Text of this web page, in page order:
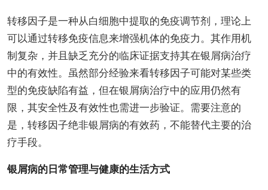
转移因子是一种从白细胞中提取的免疫调节剂，理论上
可以通过转移免疫信息来增强机体的免疫力。其作用机
制复杂，并且缺乏充分的临床证据支持其在银屑病治疗
中的有效性。虽然部分经验来看转移因子可能对某些类
型的免疫缺陷有益，但在银屑病治疗中的应用仍然有
限，其安全性及有效性也需进一步验证。需要注意的
是，转移因子绝非银屑病的有效药，不能替代主要的治
疗手段。
银屑病的日常管理与健康的生活方式